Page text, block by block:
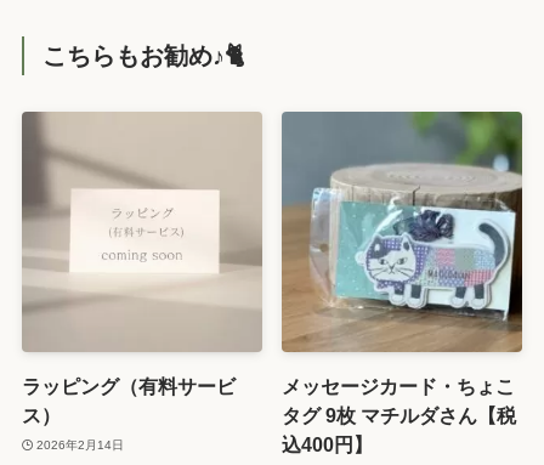
こちらもお勧め♪🐈️
ラッピング（有料サービ
ス）
2026年2月14日
メッセージカード・ちょこ
タグ 9枚 マチルダさん【税
込400円】